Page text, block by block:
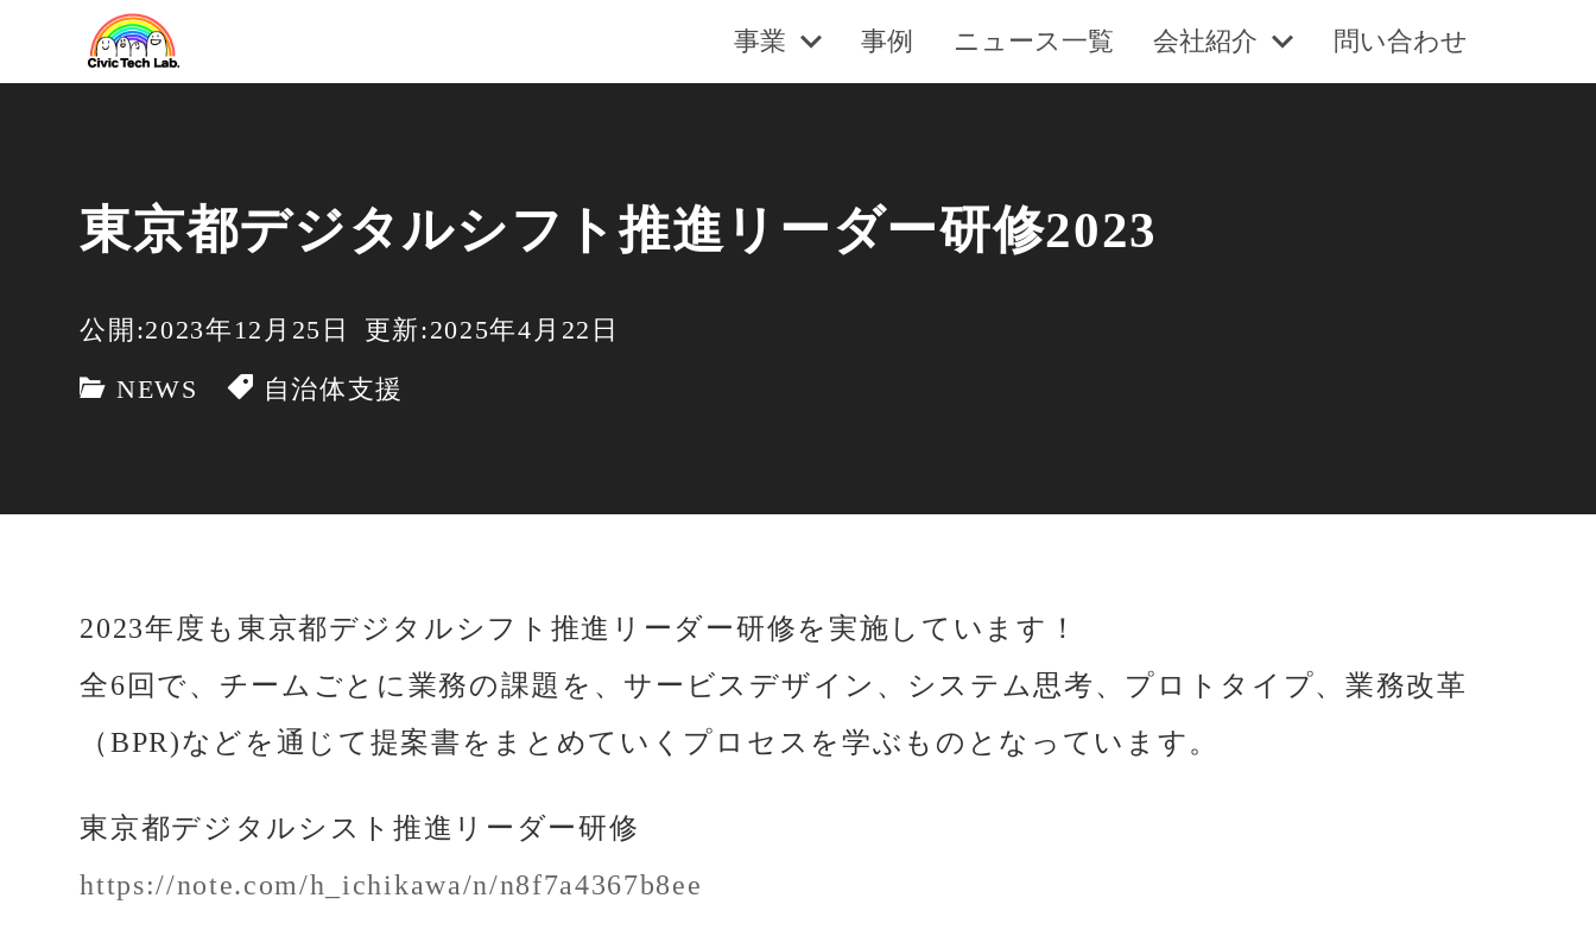
事業 事例 ニュース一覧 会社紹介 問い合わせ
東京都デジタルシフト推進リーダー研修2023
公開:2023年12月25日 更新:2025年4月22日
NEWS 自治体支援
2023年度も東京都デジタルシフト推進リーダー研修を実施しています！
全6回で、チームごとに業務の課題を、サービスデザイン、システム思考、プロトタイプ、業務改革
（BPR)などを通じて提案書をまとめていくプロセスを学ぶものとなっています。
東京都デジタルシスト推進リーダー研修
https://note.com/h_ichikawa/n/n8f7a4367b8ee